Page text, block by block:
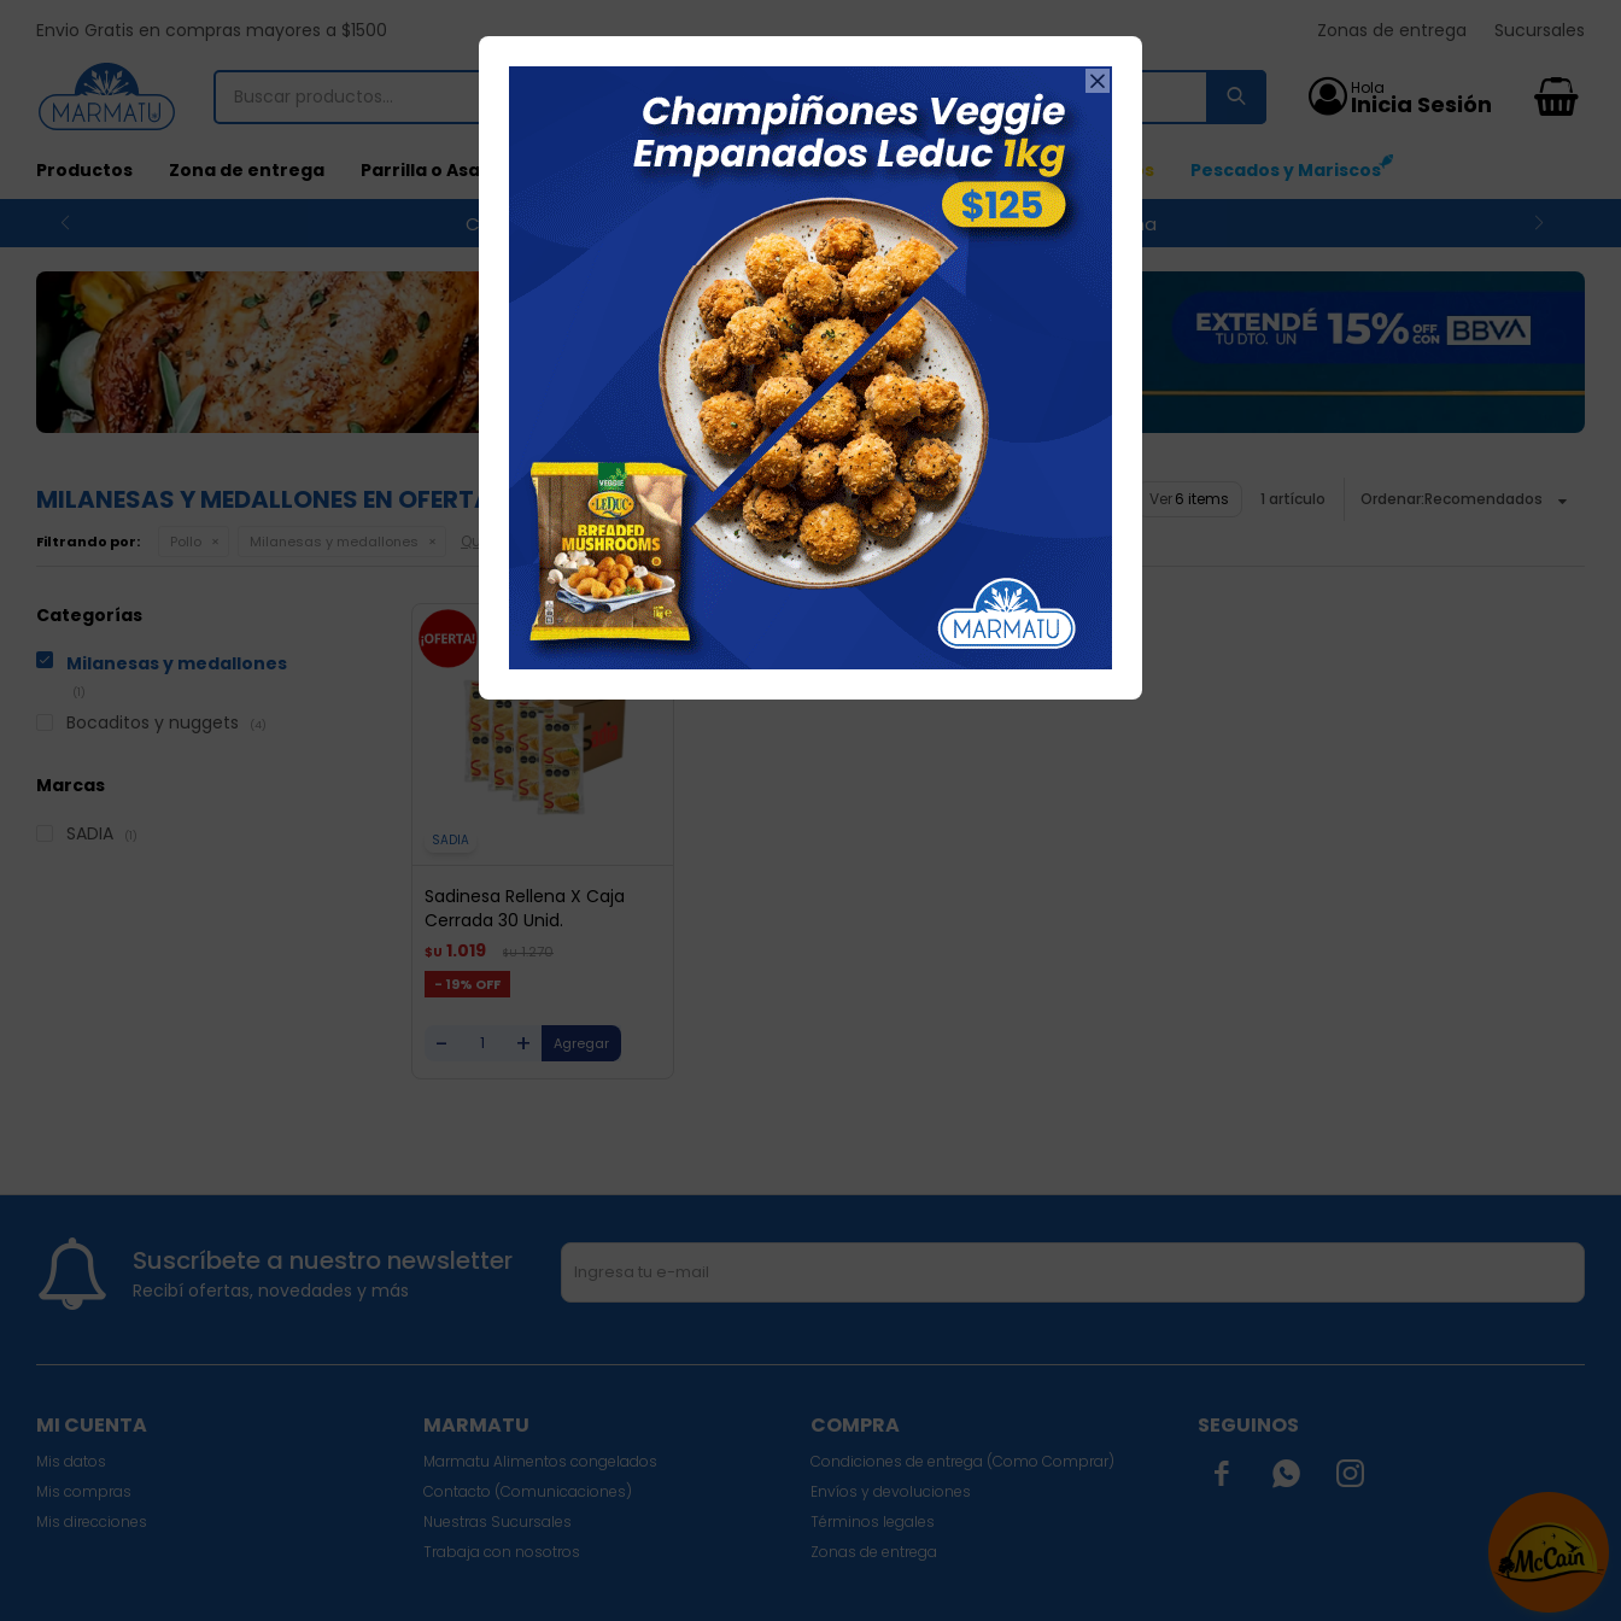

Compras menores a $ 1500 costo de envío $60 *Puede Variar según su zona
Productos Zona de entrega Parrilla o Asado Blog Ofertas Promociones Nuevos Ingresos Pescados y Mariscos
0
Envio Gratis en compras mayores a $1500 Zonas de entrega Sucursales
MILANESAS Y MEDALLONES EN OFERTA Ver 1 artículo Recomendados
Filtrando por: Pollo Milanesas y medallones Quitar filtros
SADIA
Sadinesa Rellena X Caja
Cerrada 30 Unid.
$U 1.019 $U 1.270
19
- +
Categorías
Milanesas y medallones
(1)
Bocaditos y nuggets (4)
Marcas
SADIA
(1)
Suscríbete a nuestro newsletter
Recibí ofertas, novedades y más
MI CUENTA
Mis datos
Mis compras
Mis direcciones
MARMATU
Marmatu Alimentos congelados
Contacto (Comunicaciones)
Nuestras Sucursales
Trabaja con nosotros
COMPRA
Condiciones de entrega (Como Comprar)
Envíos y devoluciones
Términos legales
Zonas de entrega
SEGUINOS

 